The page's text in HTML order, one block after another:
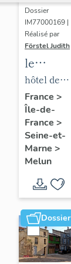
Dossier
IM77000169 |
Réalisé par
Förstel Judith
le
mobilier
de l'hôtel
de ville
hôtel de
ville
France >
Île-de-
France >
Seine-et-
Marne >
Melun
Dossier